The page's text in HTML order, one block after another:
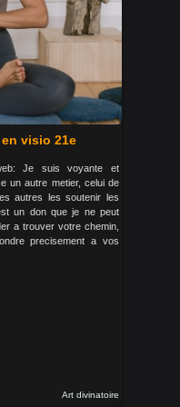
visio 21e
Je suis voyante et
un autre metier, celui de
autres les soutenir les
un don que je ne peut
a trouver votre chemin,
precisement a vos
Art divinatoire